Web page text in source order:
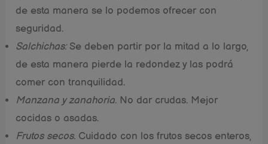
de esta manera se lo podemos ofrecer con
seguridad.
Salchichas:Se deben partir por la mitad a lo largo,
de esta manera pierde la redondez y las podrá
comer con tranquilidad.
Manzana y zanahoria. No dar crudas. Mejor
cocidas o asadas.
Frutos secos. Cuidado con los frutos secos enteros,